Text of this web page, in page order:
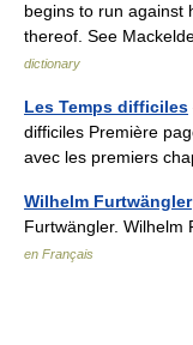
begins to run against
thereof. See
dictionary
Les Temps difficiles
difficiles Première
avec les premiers
Wilhelm Furtwängler
Furtwängler.
en Français